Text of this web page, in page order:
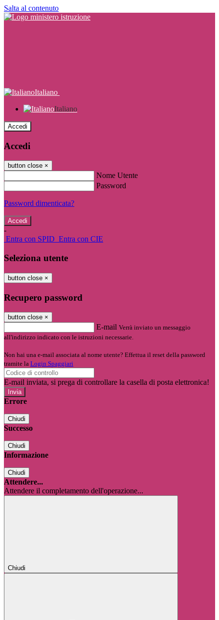
Salta al contenuto
Italiano
Italiano
Accedi
Accedi
button close ×
Nome Utente
Password
Password dimenticata?
-
Entra con SPID Entra con CIE
Seleziona utente
button close ×
Recupero password
button close ×
E-mail Verrà inviato un messaggio
all'indirizzo indicato con le istruzioni necessarie.
Non hai una e-mail associata al nome utente? Effettua il reset della password
tramite la Login Spaggiari
E-mail inviata, si prega di controllare la casella di posta elettronica!
Errore
Chiudi
Successo
Chiudi
Informazione
Chiudi
Attendere...
Attendere il completamento dell'operazione...
Chiudi